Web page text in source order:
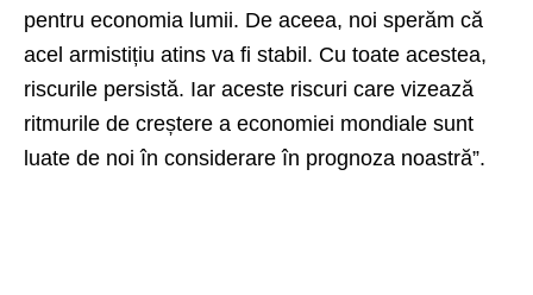
pentru economia lumii. De aceea, noi sperăm că
acel armistițiu atins va fi stabil. Cu toate acestea,
riscurile persistă. Iar aceste riscuri care vizează
ritmurile de creștere a economiei mondiale sunt
luate de noi în considerare în prognoza noastră”.